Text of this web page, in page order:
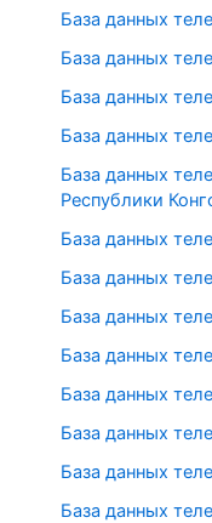
База данных
База данных
База данных
База данных
База данных
Республики
База данных
База данных
База данных
База данных
База данных
База данных
База данных
База данных